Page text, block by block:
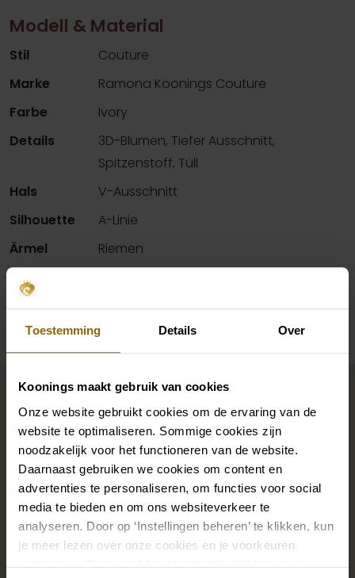
Toestemming Details Over
Koonings maakt gebruik van cookies
Onze website gebruikt cookies om de ervaring van de
website te optimaliseren. Sommige cookies zijn
noodzakelijk voor het functioneren van de website.
Daarnaast gebruiken we cookies om content en
advertenties te personaliseren, om functies voor social
media te bieden en om ons websiteverkeer te
analyseren. Door op ‘Instellingen beheren’ te klikken, kun
je meer lezen over onze cookies en je voorkeuren
aanpassen. Door op ‘Alles toestaan’ te klikken, ga je
Modell & Material
Stil
Couture
Marke
Ramona Koonings Couture
Farbe
Ivory
Details
3D-Blumen, Tiefer Ausschnitt,
Spitzenstoff, Tüll
Hals
V-Ausschnitt
Silhouette
A-Linie
Ärmel
Riemen
Verfügbarkeit pro Geschäft
Vervollständigen Sie Ihren
Brautlook
Die perfekten Brautschuhe unter deinem
Hochzeitskleid, aber auch Ketten, Armbänder und
Ohrringe, die genau zu deinem Brautkleid passen, oder
ein wunderschöner Schleier, Haarband oder
Haarnadel für deine Brautfrisur: Dein Brautlook ist erst